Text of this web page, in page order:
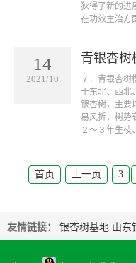
狄得了新的进
在功效主治方
14
2021/10
青银杏树
７．青银杏树
于东北、西北
银杏树，主要
易风折，树势
２～３年生枝
首页 上一页 3
友情链接： 银杏树基地 山东